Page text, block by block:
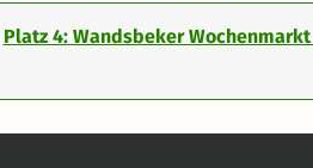
Platz 4: Wandsbeker Wochenmarkt